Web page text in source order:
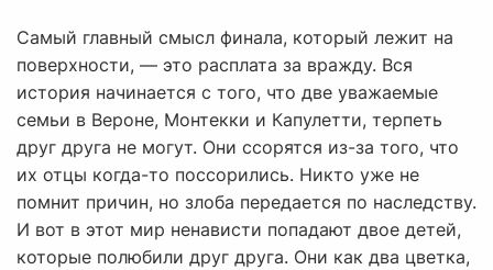
Самый главный смысл финала, который лежит на
поверхности, — это расплата за вражду. Вся
история начинается с того, что две уважаемые
семьи в Вероне, Монтекки и Капулетти, терпеть
друг друга не могут. Они ссорятся из-за того, что
их отцы когда-то поссорились. Никто уже не
помнит причин, но злоба передается по наследству.
И вот в этот мир ненависти попадают двое детей,
которые полюбили друг друга. Они как два цветка,